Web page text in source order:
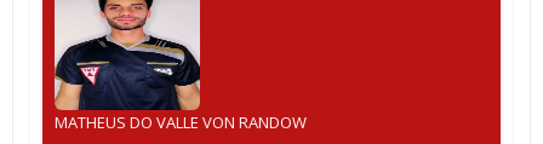
MATHEUS DO VALLE VON RANDOW